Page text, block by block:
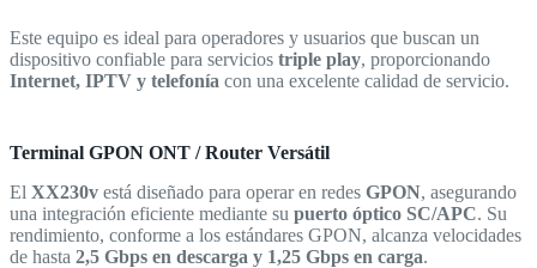
Este equipo es ideal para operadores y usuarios que buscan un
dispositivo confiable para servicios triple play, proporcionando
Internet, IPTV y telefonía con una excelente calidad de servicio.
Terminal GPON ONT / Router Versátil
El XX230v está diseñado para operar en redes GPON, asegurando
una integración eficiente mediante su puerto óptico SC/APC. Su
rendimiento, conforme a los estándares GPON, alcanza velocidades
de hasta 2,5 Gbps en descarga y 1,25 Gbps en carga.